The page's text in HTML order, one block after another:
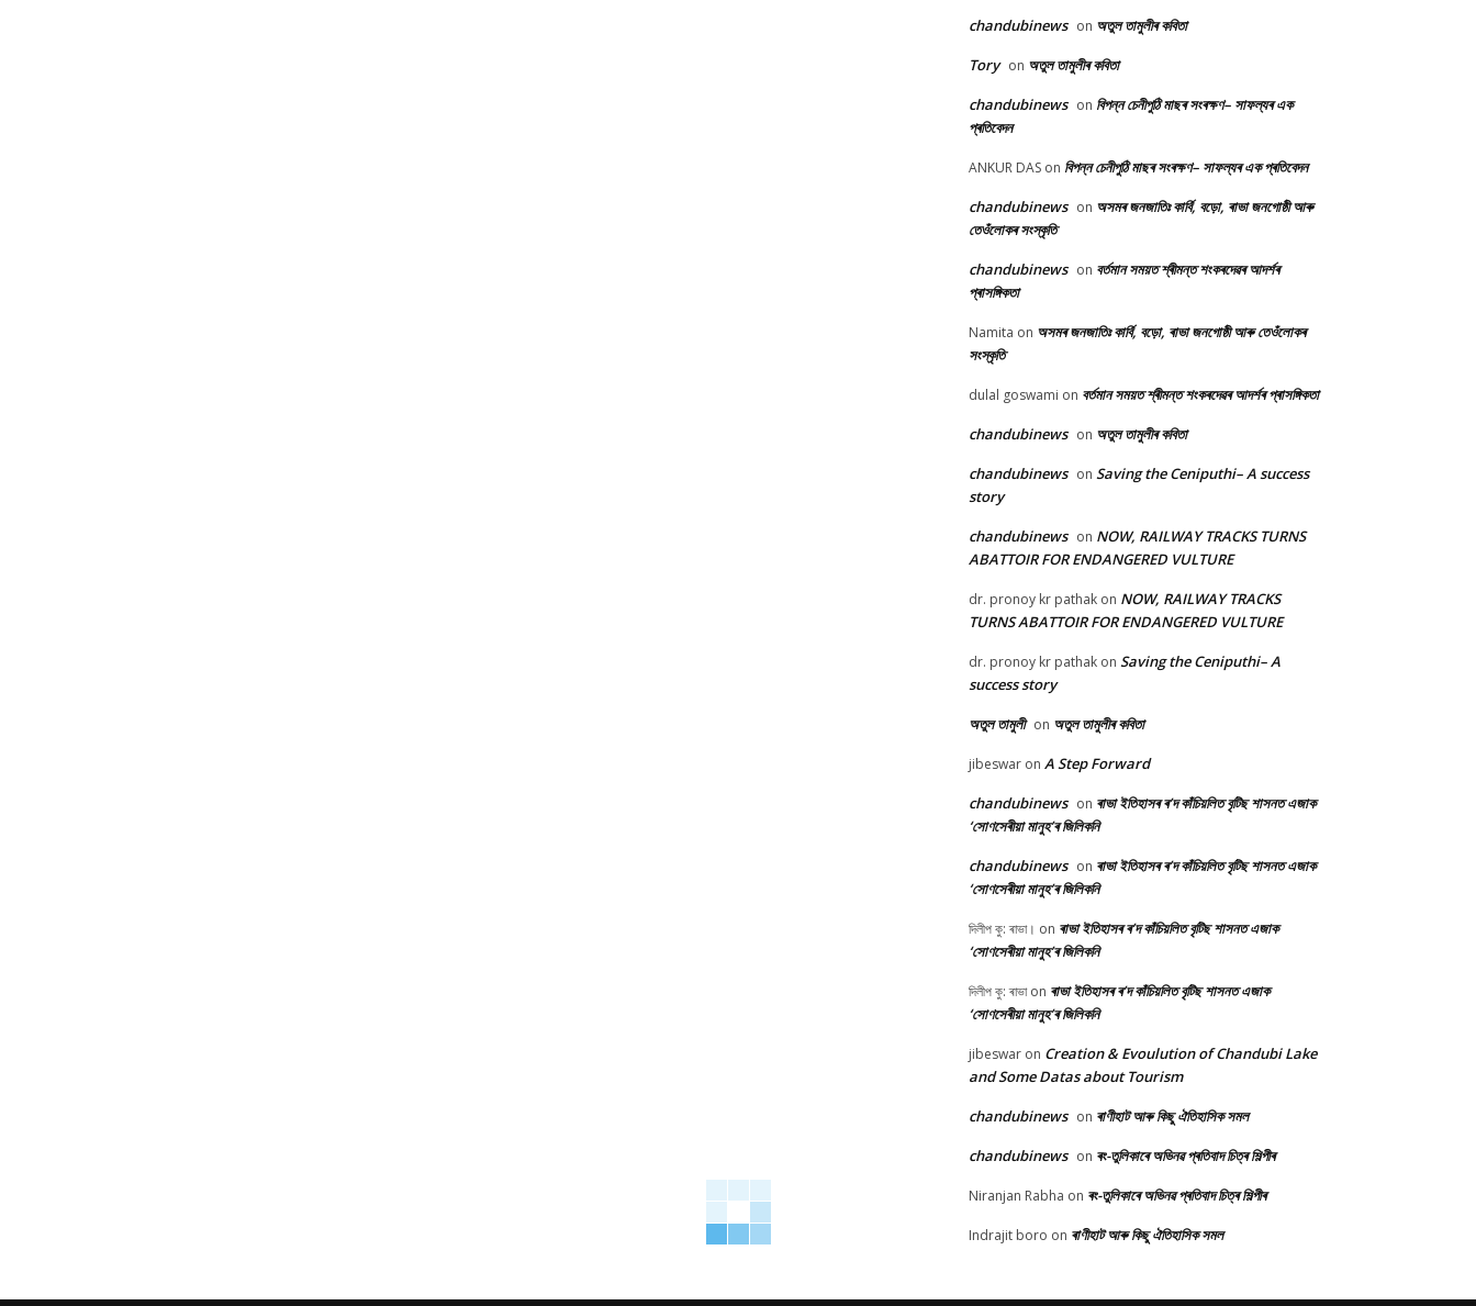
chandubinews on অতুল তামুলীৰ কবিতা
Tory on অতুল তামুলীৰ কবিতা
chandubinews on বিপন্ন চেনীপুঠি মাছৰ সংৰক্ষণ– সাফল্যৰ এক
প্ৰতিবেদন
ANKUR DAS on বিপন্ন চেনীপুঠি মাছৰ সংৰক্ষণ– সাফল্যৰ এক প্ৰতিবেদন
chandubinews on অসমৰ জনজাতিঃ কাৰ্বি, বড়ো, ৰাভা জনগোষ্ঠী আৰু
তেওঁলোকৰ সংস্কৃতি
chandubinews on বৰ্তমান সময়ত শ্ৰীমন্ত শংকৰদেৱৰ আদৰ্শৰ
প্ৰাসঙ্গিকতা
Namita on অসমৰ জনজাতিঃ কাৰ্বি, বড়ো, ৰাভা জনগোষ্ঠী আৰু তেওঁলোকৰ
সংস্কৃতি
dulal goswami on বৰ্তমান সময়ত শ্ৰীমন্ত শংকৰদেৱৰ আদৰ্শৰ প্ৰাসঙ্গিকতা
chandubinews on অতুল তামুলীৰ কবিতা
chandubinews on Saving the Ceniputhi– A success
story
chandubinews on NOW, RAILWAY TRACKS TURNS
ABATTOIR FOR ENDANGERED VULTURE
dr. pronoy kr pathak on NOW, RAILWAY TRACKS
TURNS ABATTOIR FOR ENDANGERED VULTURE
dr. pronoy kr pathak on Saving the Ceniputhi– A
success story
অতুল তামুলী on অতুল তামুলীৰ কবিতা
jibeswar on A Step Forward
chandubinews on ৰাভা ইতিহাসৰ ৰ’দ কাঁচিয়লিত বৃটিছ শাসনত এজাক
‘সোণসেৰীয়া মানুহ’ৰ জিলিকনি
chandubinews on ৰাভা ইতিহাসৰ ৰ’দ কাঁচিয়লিত বৃটিছ শাসনত এজাক
‘সোণসেৰীয়া মানুহ’ৰ জিলিকনি
দিলীপ কু: ৰাভা। on ৰাভা ইতিহাসৰ ৰ’দ কাঁচিয়লিত বৃটিছ শাসনত এজাক
‘সোণসেৰীয়া মানুহ’ৰ জিলিকনি
দিলীপ কু: ৰাভাon ৰাভা ইতিহাসৰ ৰ’দ কাঁচিয়লিত বৃটিছ শাসনত এজাক
‘সোণসেৰীয়া মানুহ’ৰ জিলিকনি
jibeswar on Creation & Evoulution of Chandubi Lake
and Some Datas about Tourism
chandubinews on ৰাণীহাট আৰু কিছু ঐতিহাসিক সমল
chandubinews on ৰং-তুলিকাৰে অভিনৱ প্ৰতিবাদ চিত্ৰ শিল্পীৰ
Niranjan Rabha on ৰং-তুলিকাৰে অভিনৱ প্ৰতিবাদ চিত্ৰ শিল্পীৰ
Indrajit boro on ৰাণীহাট আৰু কিছু ঐতিহাসিক সমল